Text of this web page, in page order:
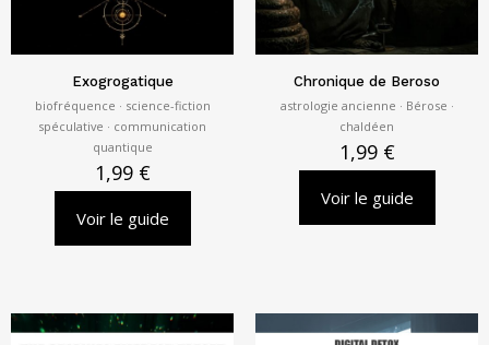
Exogrogatique
biofréquence · science-fiction
spéculative · communication
quantique
1,99 €
Voir le guide
Chronique de Beroso
astrologie ancienne · Bérose ·
chaldéen
1,99 €
Voir le guide